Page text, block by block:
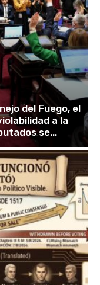
del Fuego, el
a la
se...